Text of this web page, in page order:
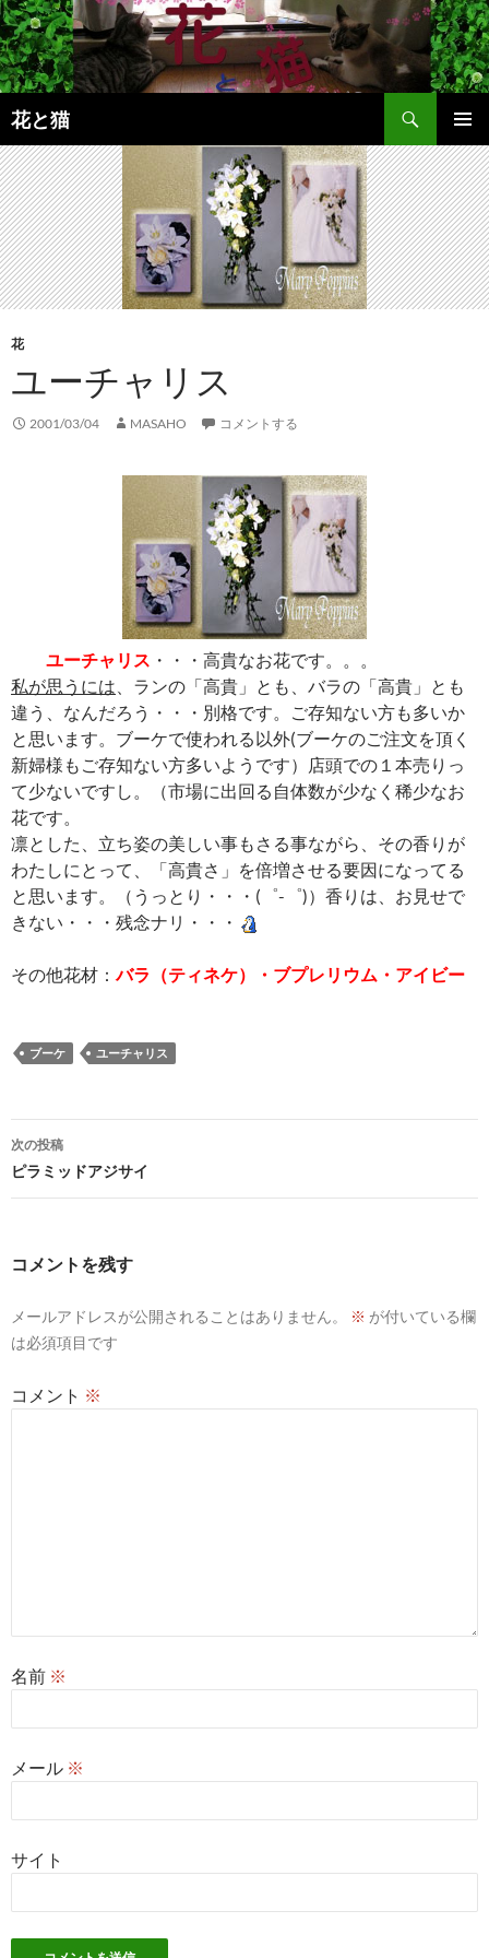
コ
ン
テ
ン
ツ
へ
ス
キ
ッ
プ
花と猫
検
索
メインメ
ニュー
花
ユーチャリス
2001/03/04 MASAHO コメントする
ユーチャリス ・・・高貴なお花です。。。
私が思うには 、ランの「高貴」とも、バラの「高貴」とも
違う、なんだろう・・・別格です。ご存知ない方も多いか
と思います。ブーケで使われる以外(ブーケのご注文を頂く
新婦様もご存知ない方多いようです）店頭での１本売りっ
て少ないですし。（市場に出回る自体数が少なく稀少なお
花です。
凛とした、立ち姿の美しい事もさる事ながら、その香りが
わたしにとって、「高貴さ」を倍増させる要因になってる
と思います。（うっとり・・・(゜-゜)）香りは、お見せで
きない・・・残念ナリ・・・
その他花材：バラ（ティネケ）・ブプレリウム・アイビー
ブーケ ユーチャリス
投
稿
ビ
ー
ョ
次の投稿
ピラミッドアジサイ
コメントを残す
メールアドレスが公開されることはありません。 ※ が付いている欄
は必須項目です
コメント ※
名前 ※
メール ※
サイト